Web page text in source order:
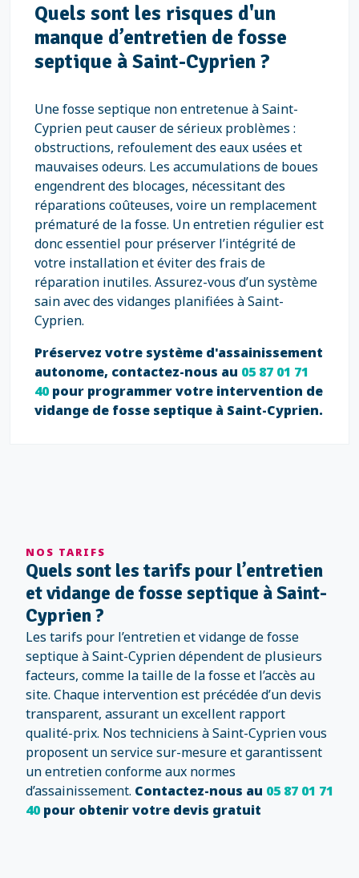
Quels sont les risques d'un
manque d’entretien de fosse
septique à Saint-Cyprien ?
Une fosse septique non entretenue à Saint-
Cyprien peut causer de sérieux problèmes :
obstructions, refoulement des eaux usées et
mauvaises odeurs. Les accumulations de boues
engendrent des blocages, nécessitant des
réparations coûteuses, voire un remplacement
prématuré de la fosse. Un entretien régulier est
donc essentiel pour préserver l’intégrité de
votre installation et éviter des frais de
réparation inutiles. Assurez-vous d’un système
sain avec des vidanges planifiées à Saint-
Cyprien.
Préservez votre système d'assainissement
autonome, contactez-nous au 05 87 01 71
40pour programmer votre intervention de
vidange de fosse septique à Saint-Cyprien.
NOS TARIFS
Quels sont les tarifs pour l’entretien
et vidange de fosse septique à Saint-
Cyprien ?
Les tarifs pour l’entretien et vidange de fosse
septique à Saint-Cyprien dépendent de plusieurs
facteurs, comme la taille de la fosse et l’accès au
site. Chaque intervention est précédée d’un devis
transparent, assurant un excellent rapport
qualité-prix. Nos techniciens à Saint-Cyprien vous
proposent un service sur-mesure et garantissent
un entretien conforme aux normes
d’assainissement. Contactez-nous au 05 87 01 71
40pour obtenir votre devis gratuit